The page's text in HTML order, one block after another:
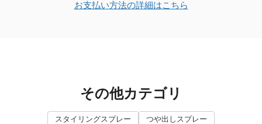
お支払い方法の詳細はこちら
その他カテゴリ
スタイリングスプレー
つや出しスプレー